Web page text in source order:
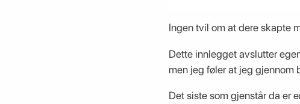
Ingen tvil om at dere skapte
Dette innlegget avslutter
men jeg føler at jeg
Det siste som gjenstår da er